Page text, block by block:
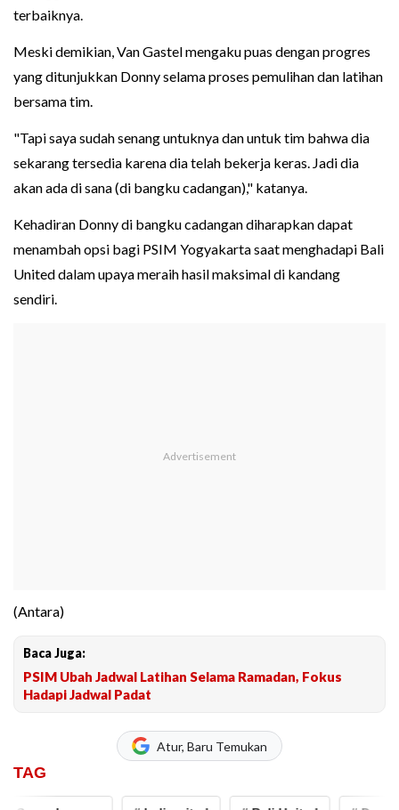
terbaiknya.
Meski demikian, Van Gastel mengaku puas dengan progres
yang ditunjukkan Donny selama proses pemulihan dan latihan
bersama tim.
"Tapi saya sudah senang untuknya dan untuk tim bahwa dia
sekarang tersedia karena dia telah bekerja keras. Jadi dia
akan ada di sana (di bangku cadangan)," katanya.
Kehadiran Donny di bangku cadangan diharapkan dapat
menambah opsi bagi PSIM Yogyakarta saat menghadapi Bali
United dalam upaya meraih hasil maksimal di kandang
sendiri.
(Antara)
Baca Juga:
PSIM Ubah Jadwal Latihan Selama Ramadan, Fokus
Hadapi Jadwal Padat
Atur, Baru Temukan
TAG